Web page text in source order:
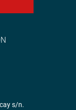
s/n.